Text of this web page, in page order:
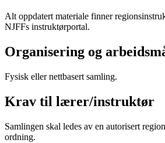
Alt oppdatert materiale finner
NJFFs instruktørportal.
Organisering og
Fysisk eller nettbasert samling.
Krav til lærer/instruktør
Samlingen skal ledes av en autorisert
ordning.